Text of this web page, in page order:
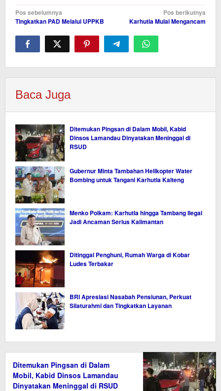
Navigasi
pos
Pos sebelumnya
Tingkatkan PAD Melalui UPPKB
Pos berikutnya
Karhutla Mulai Mengancam
Baca Juga
Ditemukan Pingsan di Dalam Mobil, Kabid
Dinsos Lamandau Dinyatakan Meninggal di
RSUD
Gubernur Minta Tambahan Helikopter Water
Bombing untuk Tangani Karhutla Kalteng
Menko Polkam: Karhutla hingga Tambang Ilegal
Jadi Ancaman Serius Kalimantan
Ditinggal Penghuni, Rumah Warga di Kobar
Ludes Terbakar
BRI Apresiasi Nasabah Pensiunan, Perkuat
Silaturahmi dan Tingkatkan Layanan
Ditemukan Pingsan di Dalam
Mobil, Kabid Dinsos Lamandau
Dinyatakan Meninggal di RSUD